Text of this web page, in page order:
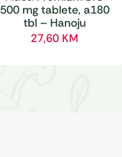
500 mg tablete, a180
tbl – Hanoju
27,60 KM